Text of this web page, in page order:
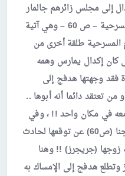
إلى مجلس زائرهم جالمار
تسمع طلقة ، هي أول طلقة في المسرحية – ص 60 – وهي آتية
طلقة أخرى من
كان إكدال يمارس وهمه
فقد وجهتها هدفج إلى
تعتقد دائما أنه أبوها ..
معه في مكان واحد !! ، وفي
أعقاب إطلاق رصاصة إكدال تعبر جنا (ص60) عن توقعها لحادث
(جريجرز) !! وهنا
هدفج إلى الإمساك به